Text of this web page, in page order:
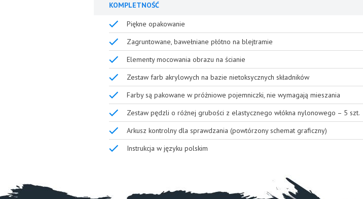
KOMPLETNOŚĆ
Piękne opakowanie
Zagruntowane, bawełniane płótno na blejtramie
Elementy mocowania obrazu na ścianie
Zestaw farb akrylowych na bazie nietoksycznych składników
Farby są pakowane w próżniowe pojemniczki, nie wymagają mieszania
Zestaw pędzli o różnej grubości z elastycznego włókna nylonowego – 5 szt.
Arkusz kontrolny dla sprawdzania (powtórzony schemat graficzny)
Instrukcja w języku polskim